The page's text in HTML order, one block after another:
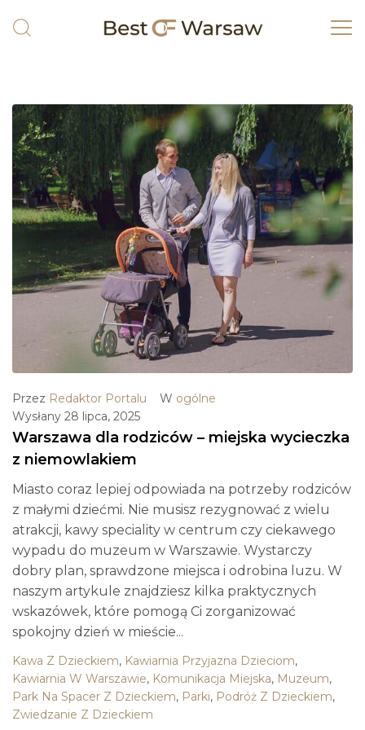
Przez Redaktor Portalu W ogólne
Wysłany 28 lipca, 2025
Warszawa dla rodziców – miejska wycieczka
z niemowlakiem
Miasto coraz lepiej odpowiada na potrzeby rodziców
z małymi dziećmi. Nie musisz rezygnować z wielu
atrakcji, kawy speciality w centrum czy ciekawego
wypadu do muzeum w Warszawie. Wystarczy
dobry plan, sprawdzone miejsca i odrobina luzu. W
naszym artykule znajdziesz kilka praktycznych
wskazówek, które pomogą Ci zorganizować
spokojny dzień w mieście...
Kawa Z Dzieckiem, Kawiarnia Przyjazna Dzieciom,
Kawiarnia W Warszawie, Komunikacja Miejska, Muzeum,
Park Na Spacer Z Dzieckiem, Parki, Podróż Z Dzieckiem,
Zwiedzanie Z Dzieckiem